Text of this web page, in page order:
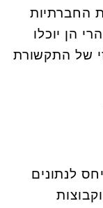
החברתיות
הן יוכלו
של התקשורת
לנתונים